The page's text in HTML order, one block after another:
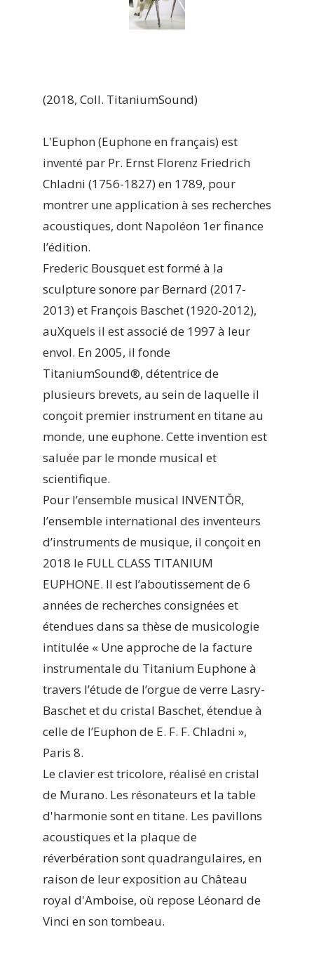
(2018, Coll. TitaniumSound)
L'Euphon (Euphone en français) est
inventé par Pr. Ernst Florenz Friedrich
Chladni (1756-1827) en 1789, pour
montrer une application à ses recherches
acoustiques, dont Napoléon 1er finance
l’édition.
Frederic Bousquet est formé à la
sculpture sonore par Bernard (2017-
2013) et François Baschet (1920-2012),
auXquels il est associé de 1997 à leur
envol. En 2005, il fonde
TitaniumSound®, détentrice de
plusieurs brevets, au sein de laquelle il
conçoit premier instrument en titane au
monde, une euphone. Cette invention est
saluée par le monde musical et
scientifique.
Pour l’ensemble musical INVENTŎR,
l’ensemble international des inventeurs
d’instruments de musique, il conçoit en
2018 le FULL CLASS TITANIUM
EUPHONE. Il est l’aboutissement de 6
années de recherches consignées et
étendues dans sa thèse de musicologie
intitulée « Une approche de la facture
instrumentale du Titanium Euphone à
travers l’étude de l’orgue de verre Lasry-
Baschet et du cristal Baschet, étendue à
celle de l’Euphon de E. F. F. Chladni »,
Paris 8.
Le clavier est tricolore, réalisé en cristal
de Murano. Les résonateurs et la table
d'harmonie sont en titane. Les pavillons
acoustiques et la plaque de
réverbération sont quadrangulaires, en
raison de leur exposition au Château
royal d'Amboise, où repose Léonard de
Vinci en son tombeau.